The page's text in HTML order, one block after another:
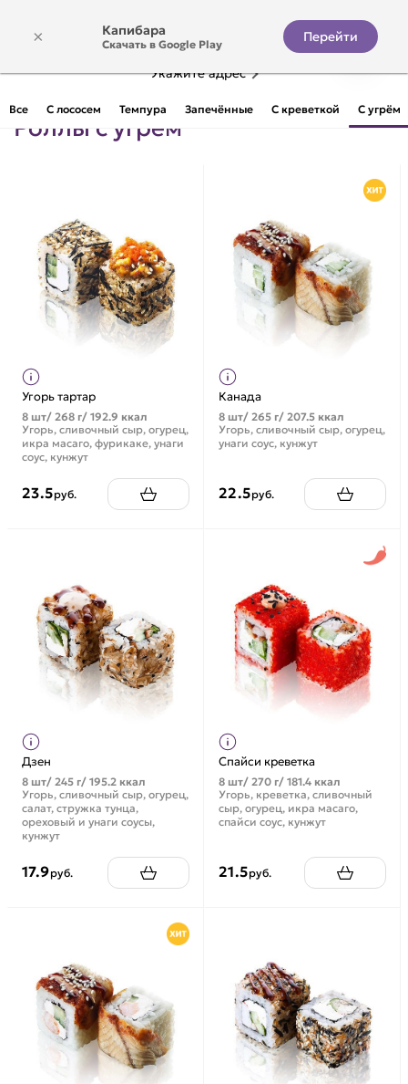
Укажите адрес
Все С лососем Темпура Запечённые С креветкой С угрём
Роллы с угрём
Угорь тартар
8 шт/ 268 г/ 192.9 ккал
Угорь, сливочный сыр, огурец,
икра масаго, фурикаке, унаги
соус, кунжут
23.5руб.
Канада
8 шт/ 265 г/ 207.5 ккал
Угорь, сливочный сыр, огурец,
унаги соус, кунжут
22.5руб.
Дзен
8 шт/ 245 г/ 195.2 ккал
Угорь, сливочный сыр, огурец,
салат, стружка тунца,
ореховый и унаги соусы,
кунжут
17.9руб.
Спайси креветка
8 шт/ 270 г/ 181.4 ккал
Угорь, креветка, сливочный
сыр, огурец, икра масаго,
спайси соус, кунжут
21.5руб.
× Капибара
Скачать в Google Play Перейти